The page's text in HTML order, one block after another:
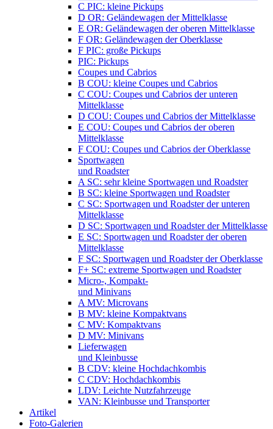
C PIC: kleine Pickups
D OR: Geländewagen der Mittelklasse
E OR: Geländewagen der oberen Mittelklasse
F OR: Geländewagen der Oberklasse
F PIC: große Pickups
PIC: Pickups
Coupes und Cabrios
B COU: kleine Coupes und Cabrios
C COU: Coupes und Cabrios der unteren
Mittelklasse
D COU: Coupes und Cabrios der Mittelklasse
E COU: Coupes und Cabrios der oberen
Mittelklasse
F COU: Coupes und Cabrios der Oberklasse
Sportwagen
und Roadster
A SC: sehr kleine Sportwagen und Roadster
B SC: kleine Sportwagen und Roadster
C SC: Sportwagen und Roadster der unteren
Mittelklasse
D SC: Sportwagen und Roadster der Mittelklasse
E SC: Sportwagen und Roadster der oberen
Mittelklasse
F SC: Sportwagen und Roadster der Oberklasse
F+ SC: extreme Sportwagen und Roadster
Micro-, Kompakt-
und Minivans
A MV: Microvans
B MV: kleine Kompaktvans
C MV: Kompaktvans
D MV: Minivans
Lieferwagen
und Kleinbusse
B CDV: kleine Hochdachkombis
C CDV: Hochdachkombis
LDV: Leichte Nutzfahrzeuge
VAN: Kleinbusse und Transporter
Artikel
Foto-Galerien